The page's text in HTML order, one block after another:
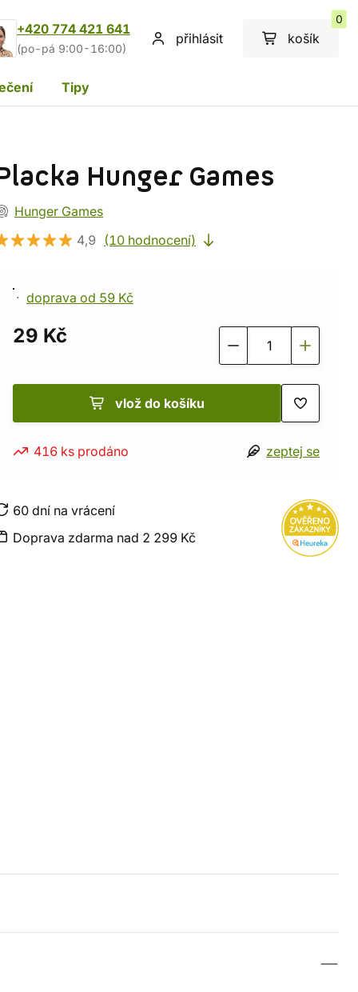
+420 774 421 641
(po-pá 9:00-16:00)
přihlásit košík
0
Tipy
Hunger Games
Hunger Games
4,9 (10 hodnocení)
doprava od 59 Kč
29 Kč
vlož do košíku
416 ks prodáno zeptej se
60 dní na vrácení
Doprava zdarma nad 2 299 Kč